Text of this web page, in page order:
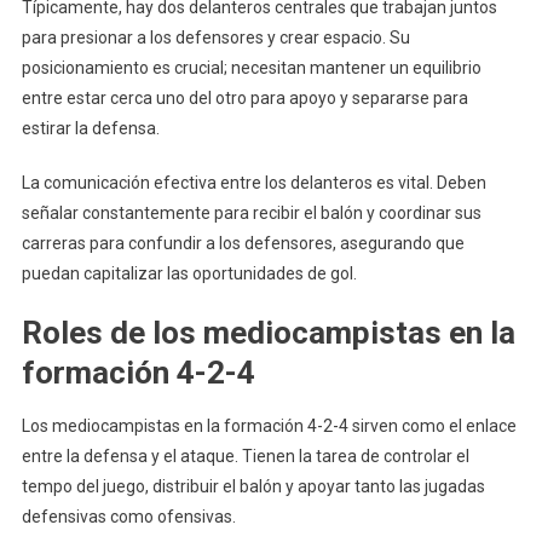
Típicamente, hay dos delanteros centrales que trabajan juntos
para presionar a los defensores y crear espacio. Su
posicionamiento es crucial; necesitan mantener un equilibrio
entre estar cerca uno del otro para apoyo y separarse para
estirar la defensa.
La comunicación efectiva entre los delanteros es vital. Deben
señalar constantemente para recibir el balón y coordinar sus
carreras para confundir a los defensores, asegurando que
puedan capitalizar las oportunidades de gol.
Roles de los mediocampistas en la
formación 4-2-4
Los mediocampistas en la formación 4-2-4 sirven como el enlace
entre la defensa y el ataque. Tienen la tarea de controlar el
tempo del juego, distribuir el balón y apoyar tanto las jugadas
defensivas como ofensivas.